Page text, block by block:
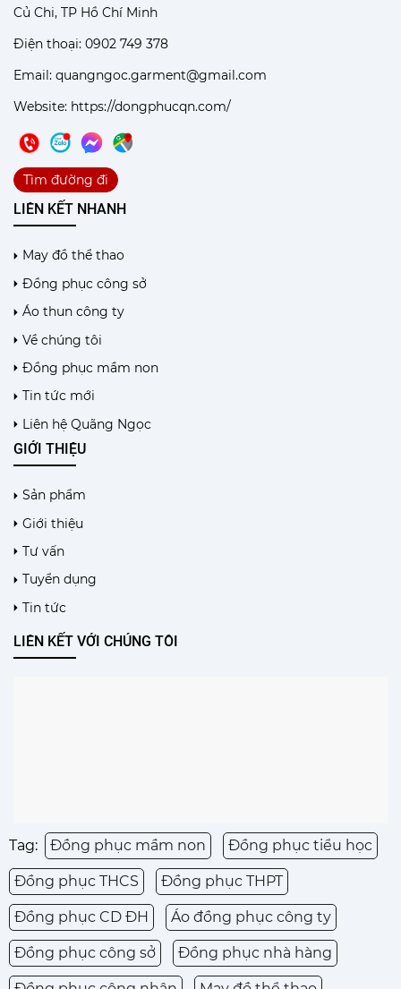
Củ Chi, TP Hồ Chí Minh
Điện thoại: 0902 749 378
Email: quangngoc.garment@gmail.com
Website: https://dongphucqn.com/
Tìm đường đi
LIÊN KẾT NHANH
May đồ thể thao
Đồng phục công sở
Áo thun công ty
Về chúng tôi
Đồng phục mầm non
Tin tức mới
Liên hệ Quãng Ngọc
GIỚI THIỆU
Sản phẩm
Giới thiệu
Tư vấn
Tuyển dụng
Tin tức
LIÊN KẾT VỚI CHÚNG TÔI
Tag: Đồng phục mầm non Đồng phục tiểu học
Đồng phục THCS Đồng phục THPT
Đồng phục CD ĐH Áo đồng phục công ty
Đồng phục công sở Đồng phục nhà hàng